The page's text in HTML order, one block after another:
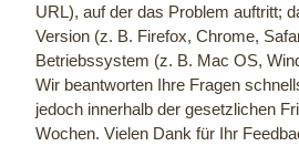
URL), auf der das Problem auftritt;
Version (z. B. Firefox, Chrome,
Betriebssystem (z. B. Mac OS,
Wir beantworten Ihre Fragen
jedoch innerhalb der gesetzlichen
Wochen. Vielen Dank für Ihr